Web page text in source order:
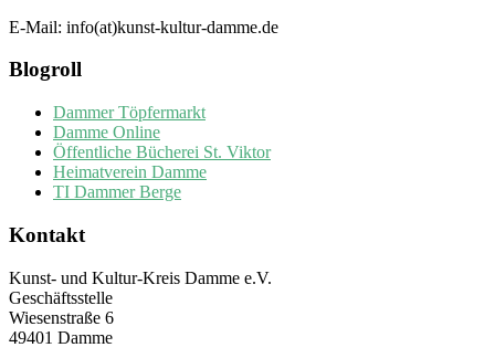
E-Mail: info(at)kunst-kultur-damme.de
Blogroll
Dammer Töpfermarkt
Damme Online
Öffentliche Bücherei St. Viktor
Heimatverein Damme
TI Dammer Berge
Kontakt
Kunst- und Kultur-Kreis Damme e.V.
Geschäftsstelle
Wiesenstraße 6
49401 Damme